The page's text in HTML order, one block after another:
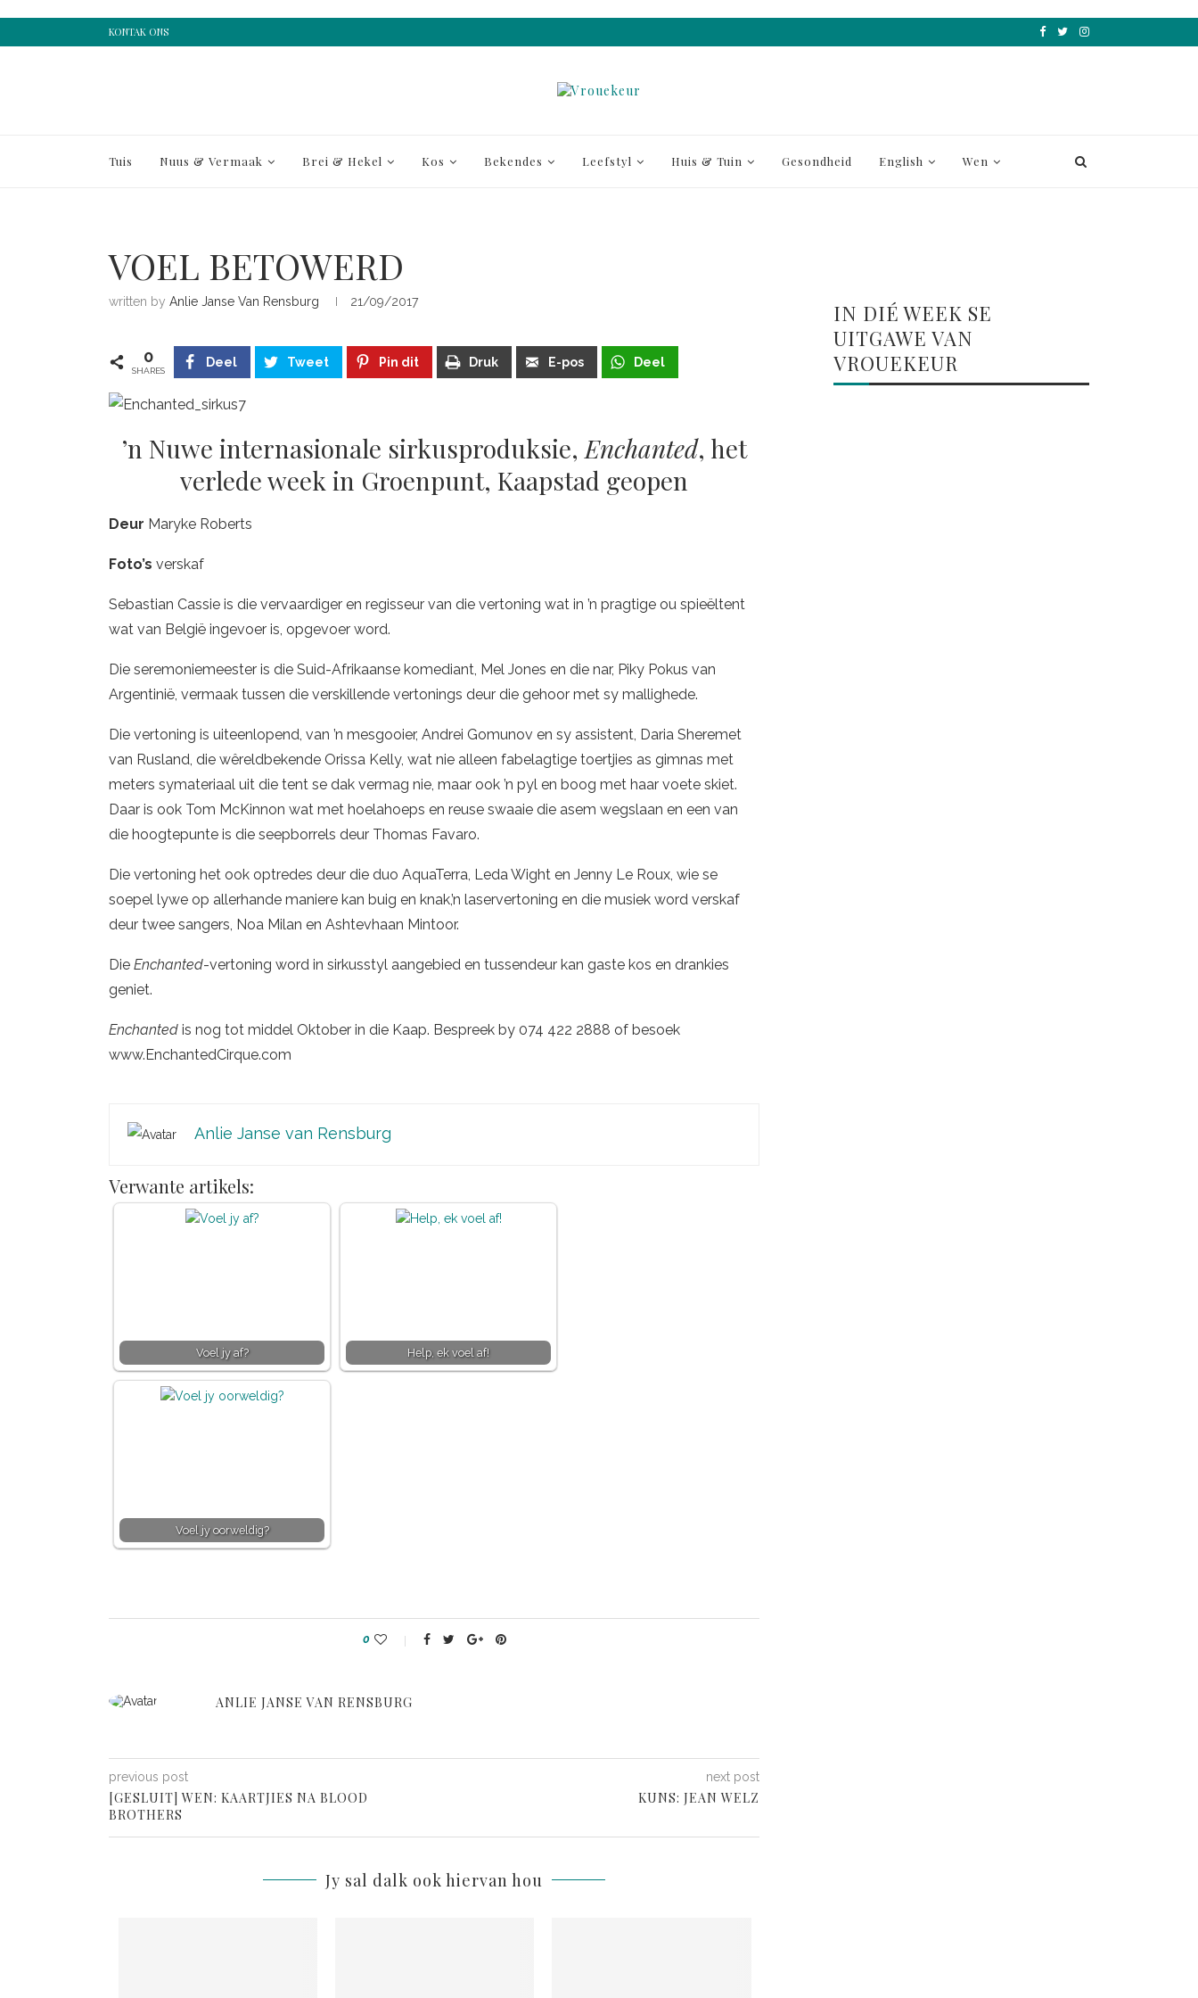
KONTAK ONS
Tuis Nuus & Vermaak Brei & Hekel Kos Bekendes Leefstyl Huis & Tuin Gesondheid English Wen
VOEL BETOWERD
written by Anlie Janse Van Rensburg 21/09/2017
0
SHARES
Deel Tweet Pin dit Druk E-pos Deel
’n Nuwe internasionale sirkusproduksie, Enchanted, het
verlede week in Groenpunt, Kaapstad geopen
Deur Maryke Roberts
Foto’s verskaf
Sebastian Cassie is die vervaardiger en regisseur van die vertoning wat in ’n pragtige ou spieëltent
wat van België ingevoer is, opgevoer word.
Die seremoniemeester is die Suid-Afrikaanse komediant, Mel Jones en die nar, Piky Pokus van
Argentinië, vermaak tussen die verskillende vertonings deur die gehoor met sy mallighede.
Die vertoning is uiteenlopend, van ’n mesgooier, Andrei Gomunov en sy assistent, Daria Sheremet
van Rusland, die wêreldbekende Orissa Kelly, wat nie alleen fabelagtige toertjies as gimnas met
meters symateriaal uit die tent se dak vermag nie, maar ook ’n pyl en boog met haar voete skiet.
Daar is ook Tom McKinnon wat met hoelahoeps en reuse swaaie die asem wegslaan en een van
die hoogtepunte is die seepborrels deur Thomas Favaro.
Die vertoning het ook optredes deur die duo AquaTerra, Leda Wight en Jenny Le Roux, wie se
soepel lywe op allerhande maniere kan buig en knak,’n laservertoning en die musiek word verskaf
deur twee sangers, Noa Milan en Ashtevhaan Mintoor.
Die Enchanted-vertoning word in sirkusstyl aangebied en tussendeur kan gaste kos en drankies
geniet.
Enchanted is nog tot middel Oktober in die Kaap. Bespreek by 074 422 2888 of besoek
www.EnchantedCirque.com
Anlie Janse van Rensburg
Verwante artikels:
Voel jy af? Help, ek voel af!
Voel jy oorweldig?
0
ANLIE JANSE VAN RENSBURG
previous post
[GESLUIT] WEN: KAARTJIES NA BLOOD
BROTHERS
next post
KUNS: JEAN WELZ
Jy sal dalk ook hiervan hou
IN DIÉ WEEK SE
UITGAWE VAN
VROUEKEUR